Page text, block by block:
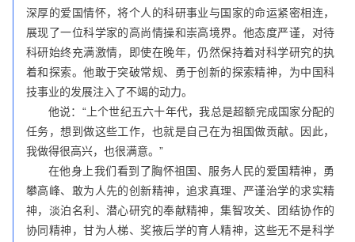
深厚的爱国情怀，将个人的科研事业与国家的命运紧密相连，
展现了一位科学家的高尚情操和崇高境界。他态度严谨，对待
科研始终充满激情，即使在晚年，仍然保持着对科学研究的执
着和探索。他敢于突破常规、勇于创新的探索精神，为中国科
技事业的发展注入了不竭的动力。
他说：“上个世纪五六十年代，我总是超额完成国家分配的
任务，想到做这些工作，也就是自己在为祖国做贡献。因此，
我做得很高兴，也很满意。”
在他身上我们看到了胸怀祖国、服务人民的爱国精神，勇
攀高峰、敢为人先的创新精神，追求真理、严谨治学的求实精
神，淡泊名利、潜心研究的奉献精神，集智攻关、团结协作的
协同精神，甘为人梯、奖掖后学的育人精神，这些无不是科学